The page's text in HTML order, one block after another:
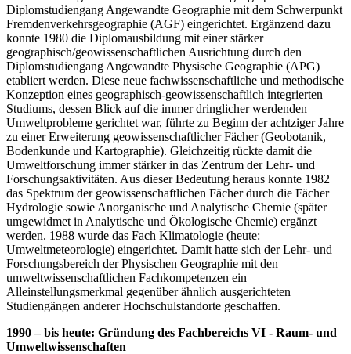
Diplomstudiengang Angewandte Geographie mit dem Schwerpunkt
Fremdenverkehrsgeographie (AGF) eingerichtet. Ergänzend dazu
konnte 1980 die Diplomausbildung mit einer stärker
geographisch/geowissenschaftlichen Ausrichtung durch den
Diplomstudiengang Angewandte Physische Geographie (APG)
etabliert werden. Diese neue fachwissenschaftliche und methodische
Konzeption eines geographisch-geowissenschaftlich integrierten
Studiums, dessen Blick auf die immer dringlicher werdenden
Umweltprobleme gerichtet war, führte zu Beginn der achtziger Jahre
zu einer Erweiterung geowissenschaftlicher Fächer (Geobotanik,
Bodenkunde und Kartographie). Gleichzeitig rückte damit die
Umweltforschung immer stärker in das Zentrum der Lehr- und
Forschungsaktivitäten. Aus dieser Bedeutung heraus konnte 1982
das Spektrum der geowissenschaftlichen Fächer durch die Fächer
Hydrologie sowie Anorganische und Analytische Chemie (später
umgewidmet in Analytische und Ökologische Chemie) ergänzt
werden. 1988 wurde das Fach Klimatologie (heute:
Umweltmeteorologie) eingerichtet. Damit hatte sich der Lehr- und
Forschungsbereich der Physischen Geographie mit den
umweltwissenschaftlichen Fachkompetenzen ein
Alleinstellungsmerkmal gegenüber ähnlich ausgerichteten
Studiengängen anderer Hochschulstandorte geschaffen.
1990 – bis heute: Gründung des Fachbereichs VI - Raum- und
Umweltwissenschaften